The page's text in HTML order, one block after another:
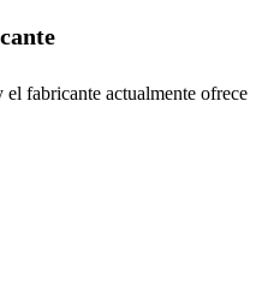
fabricante actualmente ofrece